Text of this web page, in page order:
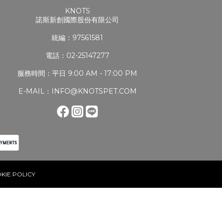
KNOTS
諾斯新創國際股份有限公司
統編：97561581
電話：02-25147277
服務時間：平日 9:00 AM - 17:00 PM
E-MAIL：INFO@KNOTSPET.COM
POLICY